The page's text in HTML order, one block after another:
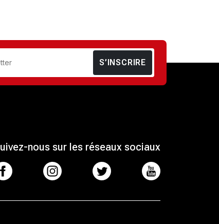
S’INSCRIRE
nous sur les réseaux sociaux